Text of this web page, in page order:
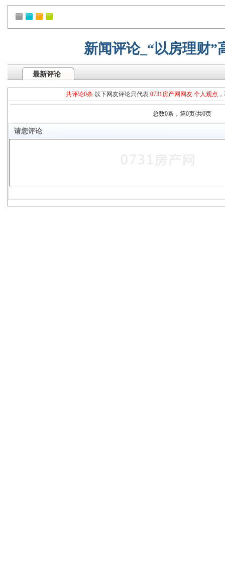
新闻评论_“以房理财”
最新评论
共评论0条 以下网友评论只代表 0731房产网网友 个人观点
总数0条，第0页/共0页
请您评论